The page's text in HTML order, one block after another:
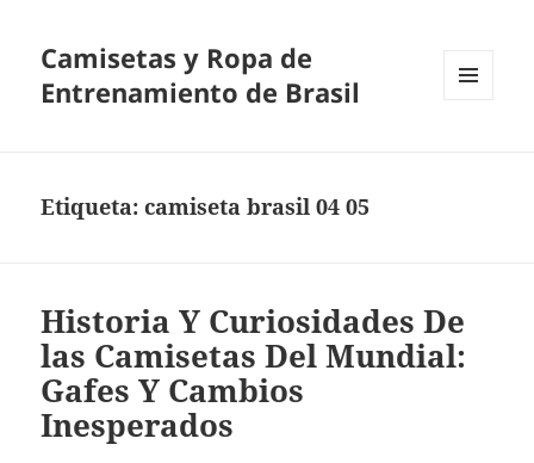
Camisetas y Ropa de
Entrenamiento de Brasil
Etiqueta:camiseta brasil 04 05
Historia Y Curiosidades De
las Camisetas Del Mundial:
Gafes Y Cambios
Inesperados